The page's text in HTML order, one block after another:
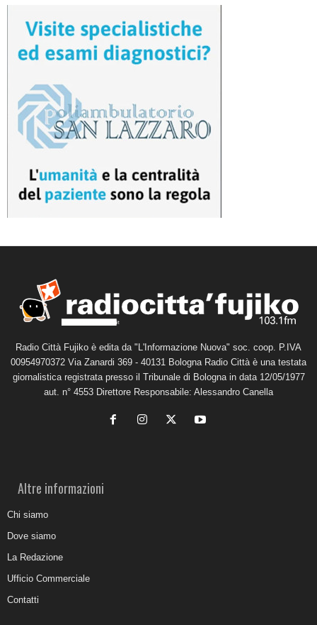
Radio Città Fujiko è edita da "L'Informazione Nuova" soc. coop. P.IVA
00954970372 Via Zanardi 369 - 40131 Bologna Radio Città è una testata
giornalistica registrata presso il Tribunale di Bologna in data 12/05/1977
aut. n° 4553 Direttore Responsabile: Alessandro Canella
Altre informazioni
Chi siamo
Dove siamo
La Redazione
Ufficio Commerciale
Contatti